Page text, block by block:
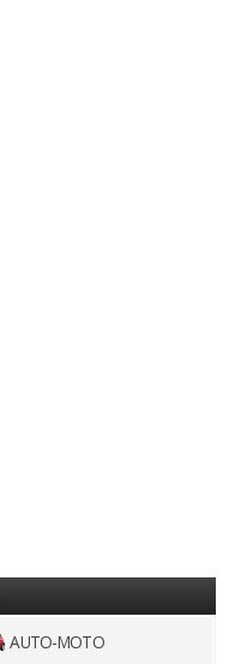
AUTO-MOTO